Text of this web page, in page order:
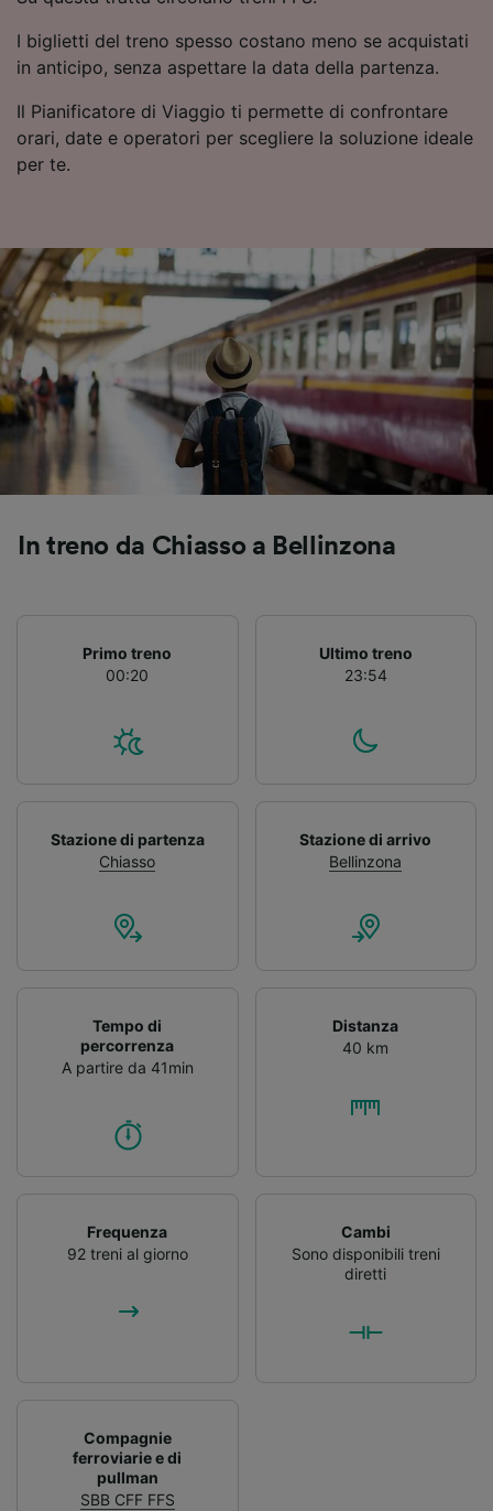
I biglietti del treno spesso costano meno se acquistati
in anticipo, senza aspettare la data della partenza.
Il Pianificatore di Viaggio ti permette di confrontare
orari, date e operatori per scegliere la soluzione ideale
per te.
In treno da Chiasso a Bellinzona
Primo treno
00:20
Ultimo treno
23:54
Stazione di partenza
Chiasso
Stazione di arrivo
Bellinzona
Tempo di
percorrenza
A partire da 41min
Distanza
40 km
Frequenza
92 treni al giorno
Cambi
Sono disponibili treni
diretti
Compagnie
ferroviarie e di
pullman
SBB CFF FFS
Scansione attiva delle caratteristiche del
dispositivo ai fini dell’identificazione.
accedervi. Pubblicità e contenuti
personalizzati, misurazione delle prestazioni
dei contenuti e degli annunci, ricerche sul
pubblico, sviluppo di servizi.